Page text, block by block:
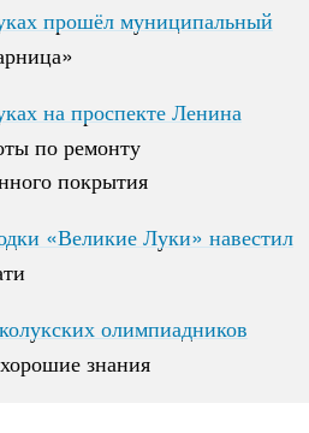
прошёл муниципальный
прошёл муниципальный
на проспекте Ленина
по ремонту
покрытия
на проспекте Ленина
по ремонту
покрытия
«Великие Луки» навестил
«Великие Луки» навестил
олимпиадников
знания
олимпиадников
знания